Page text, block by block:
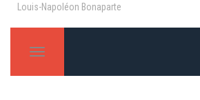
Louis-Napoléon Bonaparte
T
g